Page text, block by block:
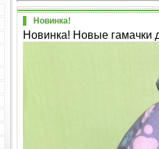
Новинка!
Новинка! Новые гамачки